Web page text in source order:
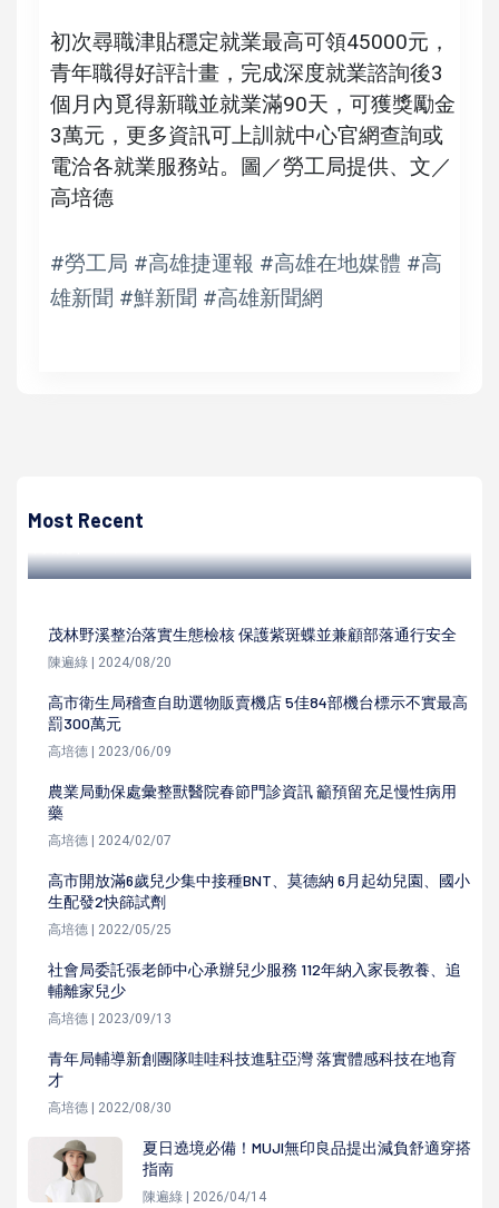
初次尋職津貼穩定就業最高可領45000元，
青年職得好評計畫，完成深度就業諮詢後3
個月內覓得新職並就業滿90天，可獲獎勵金
3萬元，更多資訊可上訓就中心官網查詢或
電洽各就業服務站。圖／勞工局提供、文／
高培德
#勞工局 #高雄捷運報 #高雄在地媒體 #高
雄新聞 #鮮新聞 #高雄新聞網
Most Recent
打擊毒防犯罪
茂林野溪整治落實生態檢核 保護紫斑蝶並兼顧部落通行安全
陳遍綠 | 2024/08/20
高市衛生局稽查自助選物販賣機店 5佳84部機台標示不實最高
罰300萬元
高培德 | 2023/06/09
農業局動保處彙整獸醫院春節門診資訊 籲預留充足慢性病用
藥
高培德 | 2024/02/07
高市開放滿6歲兒少集中接種BNT、莫德納 6月起幼兒園、國小
生配發2快篩試劑
高培德 | 2022/05/25
社會局委託張老師中心承辦兒少服務 112年納入家長教養、追
輔離家兒少
高培德 | 2023/09/13
青年局輔導新創團隊哇哇科技進駐亞灣 落實體感科技在地育
才
高培德 | 2022/08/30
夏日遶境必備！MUJI無印良品提出減負舒適穿搭
指南
陳遍綠 | 2026/04/14